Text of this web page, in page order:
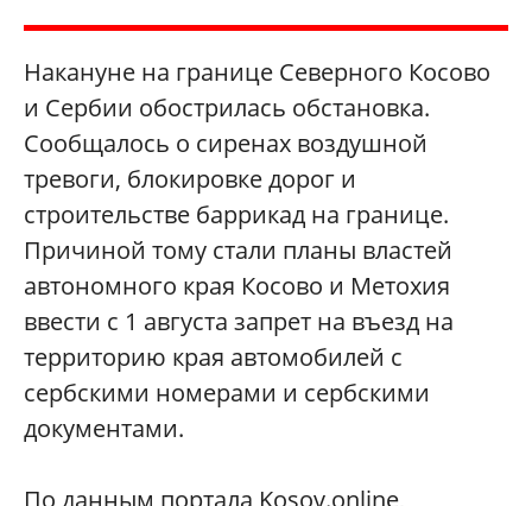
Накануне на границе Северного Косово
и Сербии обострилась обстановка.
Сообщалось о сиренах воздушной
тревоги, блокировке дорог и
строительстве баррикад на границе.
Причиной тому стали планы властей
автономного края Косово и Метохия
ввести с 1 августа запрет на въезд на
территорию края автомобилей с
сербскими номерами и сербскими
документами.
По данным портала Kosov.online,